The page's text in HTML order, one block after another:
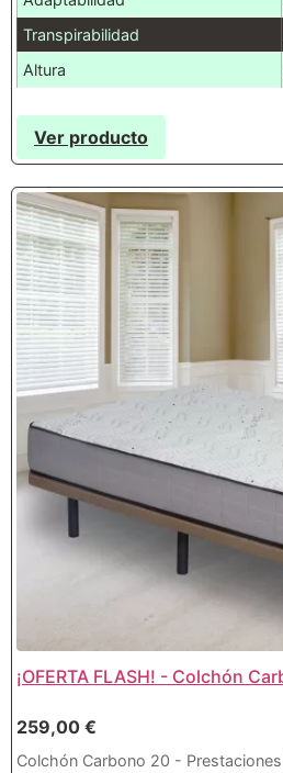
Transpirabilidad
Altura
Ver producto
¡OFERTA FLASH! - Colchón
259,00 €
Colchón Carbono 20 -